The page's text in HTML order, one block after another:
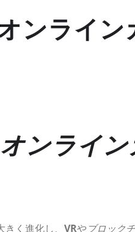
ンライン
オンライ
く進化し、 VRや ブロック